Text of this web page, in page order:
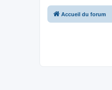
Accueil du forum